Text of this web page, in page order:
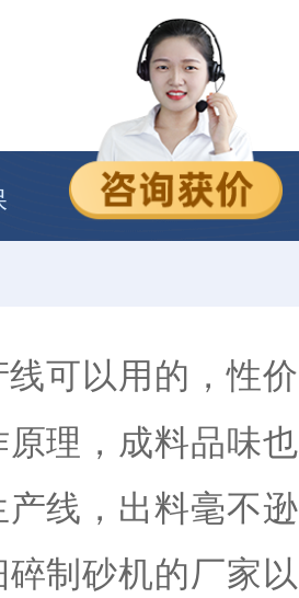
线可以用的，性价
理，成料品味也
线，出料毫不逊
制砂机的厂家以